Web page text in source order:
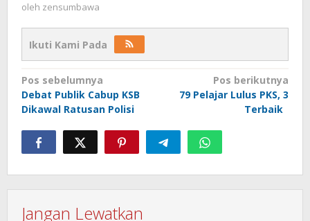
oleh zensumbawa
Ikuti Kami Pada
Navigasi
pos
Pos sebelumnya
Debat Publik Cabup KSB
Dikawal Ratusan Polisi
Pos berikutnya
79 Pelajar Lulus PKS, 3
Terbaik
Jangan Lewatkan